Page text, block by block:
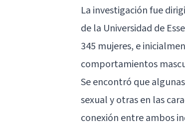
La investigación fue
de la Universidad de
345 mujeres, e
comportamientos
Se encontró que
sexual y otras en las
conexión entre ambos